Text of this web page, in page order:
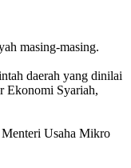
masing-masing.
daerah yang dinilai
Ekonomi Syariah,
Menteri Usaha Mikro